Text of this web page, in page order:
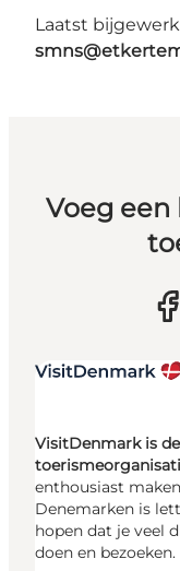
Laatst
Voeg
VisitDenmark is
enthousiast
Denemarken is
hopen dat je veel
doen en bezoeken.